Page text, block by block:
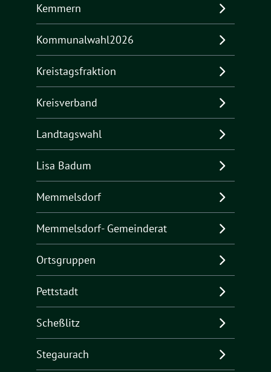
Kemmern
Kommunalwahl2026
Kreistagsfraktion
Kreisverband
Landtagswahl
Lisa Badum
Memmelsdorf
Memmelsdorf- Gemeinderat
Ortsgruppen
Pettstadt
Scheßlitz
Stegaurach